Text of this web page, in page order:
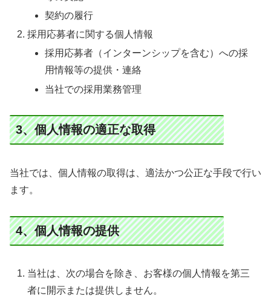
契約の履行
採用応募者に関する個人情報
採用応募者（インターンシップを含む）への採
用情報等の提供・連絡
当社での採用業務管理
3、個人情報の適正な取得
当社では、個人情報の取得は、適法かつ公正な手段で行い
ます。
4、個人情報の提供
当社は、次の場合を除き、お客様の個人情報を第三
者に開示または提供しません。